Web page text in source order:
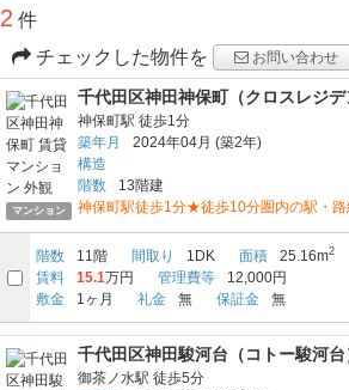
2 件
チェックした物件を
お問い合わせ
マンション
千代田区神田神保町（クロスレジデ
神保町駅 徒歩1分
築年月
2024年04月 (築2年)
構造
階数
13階建
神保町駅徒歩1分★徒歩10分圏内の駅・
階数 11階 間取り 1DK 面積 25.16m2
賃料 15.1万円 管理費等
12,000円
敷金
1ヶ月 礼金 無 保証金 無
千代田区神田駿河台（コトー駿河台
御茶ノ水駅 徒歩5分